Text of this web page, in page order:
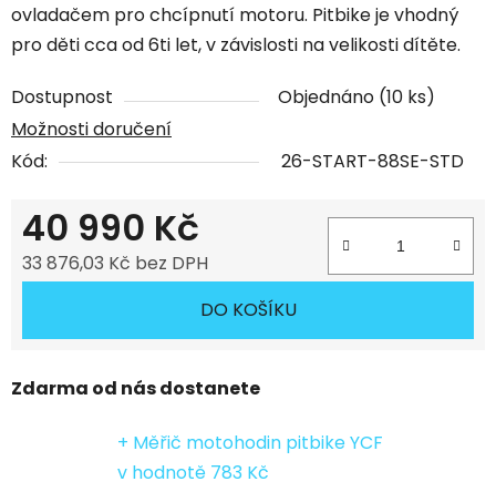
ovladačem pro chcípnutí motoru. Pitbike je vhodný
pro děti cca od 6ti let, v závislosti na velikosti dítěte.
Dostupnost Objednáno (10 ks)
Možnosti doručení
Kód:
26-START-88SE-STD
40 990 Kč
33 876,03 Kč bez DPH
DO KOŠÍKU
Zdarma od nás dostanete
+ Měřič motohodin pitbike YCF
v hodnotě 783 Kč